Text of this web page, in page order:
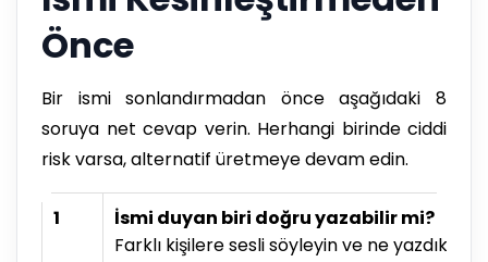
Önce
Bir ismi sonlandırmadan önce aşağıdaki 8
soruya net cevap verin. Herhangi birinde ciddi
risk varsa, alternatif üretmeye devam edin.
1
İsmi duyan biri doğru yazabilir mi?
Farklı kişilere sesli söyleyin ve ne